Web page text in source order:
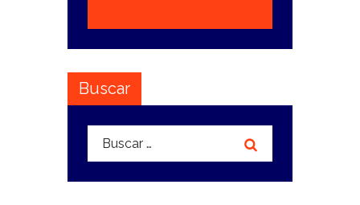
Buscar
Buscar: